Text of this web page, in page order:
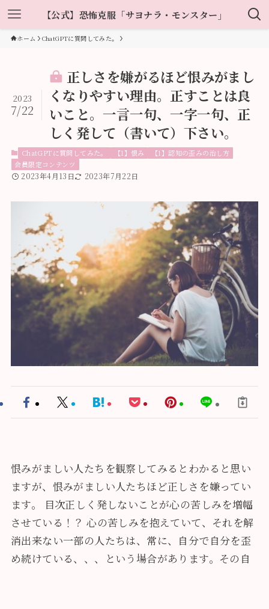
【公式】恐怖克服「サヨナラ・モンスター」
ホーム ChatGPTに質問してみた。
正しさを嫌がるほど恨みがまし
くなりやすい理由。正すことは良
いこと。一言一句、一字一句、正
しく発して（書いて）下さい。
2023
7/22
ChatGPTに質問してみた。 【1】恨み
【1】認知の歪みの治し方
会員限定コンテンツ
2023年4月13日 2023年7月22日
恨みがましい人たちを観察してみるとわかると思い
ますが、恨みがましい人たちほど正しさを嫌ってい
ます。 目次正しく発しないことが心の苦しみを増幅
させている！？ 心の苦しみを抱えていて、それを解
消出来ない一部の人たちは、常に、自分で自分を歪
め続けている、、、という場合があります。その自